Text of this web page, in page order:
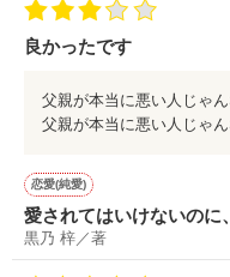
良かったです
父親が本当に悪い人じゃ
父親が本当に悪い人じゃ
恋愛(純愛)
愛されてはいけないのに
ーごと娶られました
黒乃 梓／著